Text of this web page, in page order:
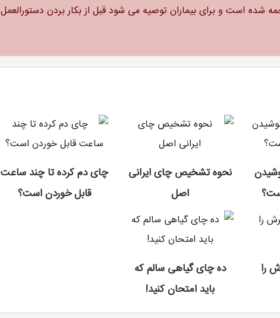
است و برای بیماران توصیه می شود قبل از بکار بردن دستورالعمل
نحوه تشخیص چای ایرانی
اصل
چای دم کرده تا چند ساعت
قابل خوردن است؟
را
ده چای گیاهی سالم که
باید امتحان کنید!